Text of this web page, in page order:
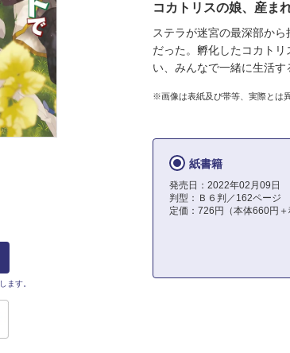
ます。
コカトリスの娘、産ま
ステラが迷宮の最深部か
だった。孵化したコカト
い、みんなで一緒に生活
※画像は表紙及び帯等、実際とは
紙書籍
発売日：2022年02月09日
判型：Ｂ６判／162ページ
定価：726円（本体660円＋